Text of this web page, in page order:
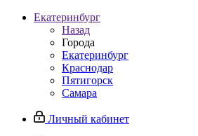
Екатеринбург
Назад
Города
Екатеринбург
Краснодар
Пятигорск
Самара
Личный кабинет